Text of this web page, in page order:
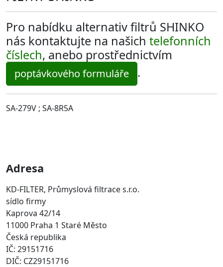
Pro nabídku alternativ filtrů SHINKO
nás kontaktujte na našich telefonních
číslech, anebo prostřednictvím
poptávkového formuláře .
SA-279V ; SA-8R5A
Adresa
KD-FILTER, Průmyslová filtrace s.r.o.
sídlo firmy
Kaprova 42/14
11000 Praha 1 Staré Město
Česká republika
IČ: 29151716
DIČ: CZ29151716